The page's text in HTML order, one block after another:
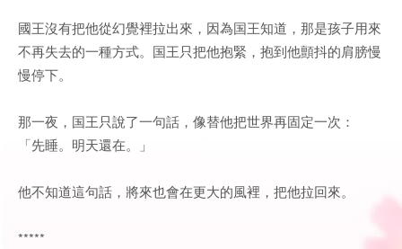
國王沒有把他從幻覺裡拉出來，因為国王知道，那是孩子用來
不再失去的一種方式。国王只把他抱緊，抱到他顫抖的肩膀慢
慢停下。
那一夜，国王只說了一句話，像替他把世界再固定一次：
「先睡。明天還在。」
他不知道這句話，將來也會在更大的風裡，把他拉回來。
*****